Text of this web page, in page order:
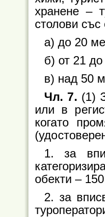
хранене –
столови
а) до 20
б) от 21
в) над 50
Чл. 7. (1)
или в
когато
1. за
обекти –
2. за